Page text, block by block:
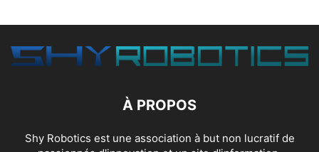
À PROPOS
Shy Robotics est une association à but non lucratif de